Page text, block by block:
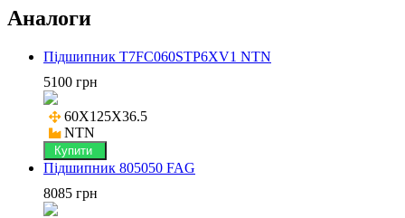
Аналоги
Підшипник T7FC060STP6XV1 NTN
5100 грн
60X125X36.5
NTN
Купити
Підшипник 805050 FAG
8085 грн